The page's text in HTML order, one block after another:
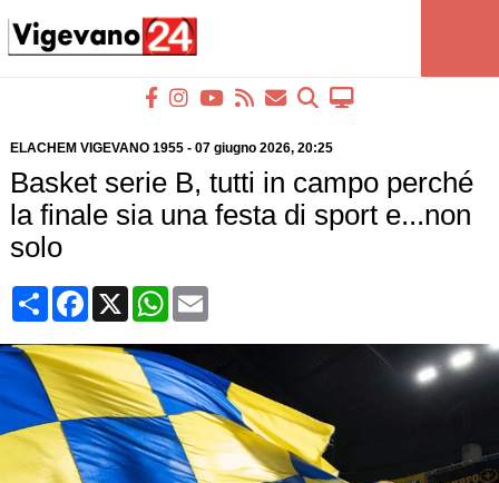
ELACHEM VIGEVANO 1955- 07 giugno 2026, 20:25
Basket serie B, tutti in campo perché
la finale sia una festa di sport e...non
solo
CondividiFacebook
X WhatsApp
Email